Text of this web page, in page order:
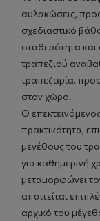
αυλακώσεις,
σχεδιαστικό
σταθερότητα και
τραπεζιού
τραπεζαρία,
στον χώρο.
Ο
πρακτικότητα,
μεγέθους του
για καθημερινή
μεταμορφώνει
απαιτείται
αρχικό του